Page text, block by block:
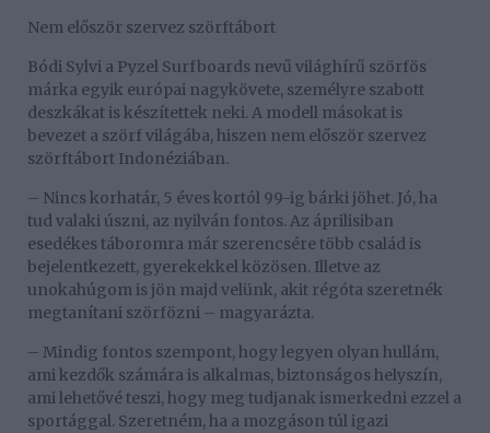
Nem először szervez szörftábort
Bódi Sylvi a Pyzel Surfboards nevű világhírű szörfös
márka egyik európai nagykövete, személyre szabott
deszkákat is készítettek neki. A modell másokat is
bevezet a szörf világába, hiszen nem először szervez
szörftábort Indonéziában.
– Nincs korhatár, 5 éves kortól 99-ig bárki jöhet. Jó, ha
tud valaki úszni, az nyilván fontos. Az áprilisiban
esedékes táboromra már szerencsére több család is
bejelentkezett, gyerekekkel közösen. Illetve az
unokahúgom is jön majd velünk, akit régóta szeretnék
megtanítani szörfözni – magyarázta.
– Mindig fontos szempont, hogy legyen olyan hullám,
ami kezdők számára is alkalmas, biztonságos helyszín,
ami lehetővé teszi, hogy meg tudjanak ismerkedni ezzel a
sportággal. Szeretném, ha a mozgáson túl igazi